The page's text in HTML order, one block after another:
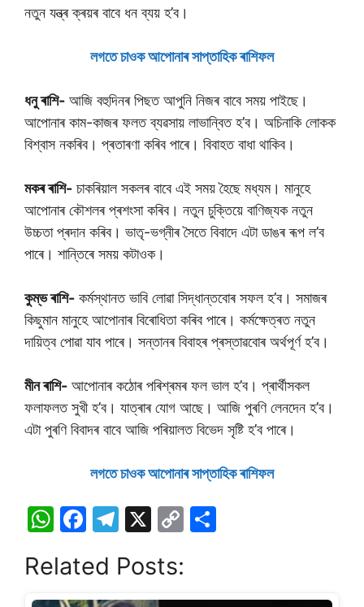
নতুন যন্ত্ৰ ক্ৰয়ৰ বাবে ধন ব্যয় হ’ব।
লগতে চাওক আপােনাৰ সাপ্তাহিক ৰাশিফল
ধনু ৰাশি- আজি বহুদিনৰ পিছত আপুনি নিজৰ বাবে সময় পাইছে।
আপোনাৰ কাম-কাজৰ ফলত ব্যৱসায় লাভান্বিত হ’ব। অচিনাকি লোকক
বিশ্বাস নকৰিব। প্ৰতাৰণা কৰিব পাৰে। বিবাহত বাধা থাকিব।
মকৰ ৰাশি- চাকৰিয়াল সকলৰ বাবে এই সময় হৈছে মধ্যম। মানুহে
আপোনাৰ কৌশলৰ প্ৰশংসা কৰিব। নতুন চুক্তিয়ে বাণিজ্যক নতুন
উচ্চতা প্ৰদান কৰিব। ভাতৃ-ভগ্নীৰ সৈতে বিবাদে এটা ডাঙৰ ৰূপ ল’ব
পাৰে। শান্তিৰে সময় কটাওক।
কুম্ভ ৰাশি- কৰ্মস্থানত ভাবি লোৱা সিদ্ধান্তবোৰ সফল হ’ব। সমাজৰ
কিছুমান মানুহে আপোনাৰ বিৰোধিতা কৰিব পাৰে। কৰ্মক্ষেত্ৰত নতুন
দায়িত্ব পোৱা যাব পাৰে। সন্তানৰ বিবাহৰ প্ৰস্তাৱবোৰ অৰ্থপূৰ্ণ হ’ব।
মীন ৰাশি- আপোনাৰ কঠোৰ পৰিশ্ৰমৰ ফল ভাল হ’ব। প্ৰাৰ্থীসকল
ফলাফলত সুখী হ’ব। যাত্ৰাৰ যোগ আছে। আজি পুৰণি লেনদেন হ’ব।
এটা পুৰণি বিবাদৰ বাবে আজি পৰিয়ালত বিভেদ সৃষ্টি হ’ব পাৰে।
লগতে চাওক আপােনাৰ সাপ্তাহিক ৰাশিফল
W
at
s
F
c
e
T
e
gr
X
C
y e
Related Posts: